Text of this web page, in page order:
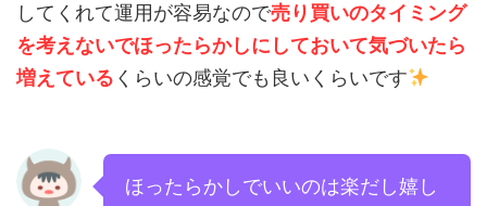
してくれて運用が容易なので売り買いのタイミング
を考えないでほったらかしにしておいて気づいたら
増えている くらいの感覚でも良いくらいです
ほったらかしでいいのは楽だし嬉し